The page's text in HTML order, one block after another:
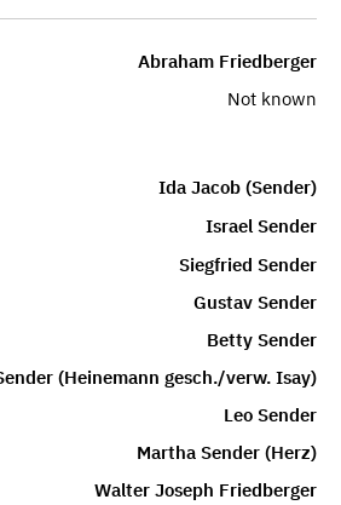
Abraham Friedberger
Not known
Ida Jacob (Sender)
Israel Sender
Siegfried Sender
Gustav Sender
Betty Sender
(Heinemann gesch./verw. Isay)
Leo Sender
Martha Sender (Herz)
Walter Joseph Friedberger